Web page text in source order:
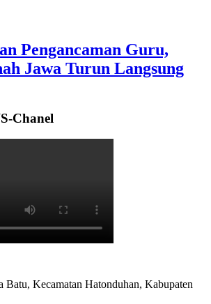
Pengancaman Guru,
Jawa Turun Langsung
Chanel
Batu, Kecamatan Hatonduhan, Kabupaten